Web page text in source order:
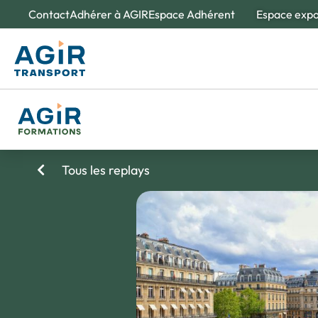
ContactAdhérer à AGIREspace Adhérent Espace
Création et
Nos valeurs
Un
de la
Tous les replays